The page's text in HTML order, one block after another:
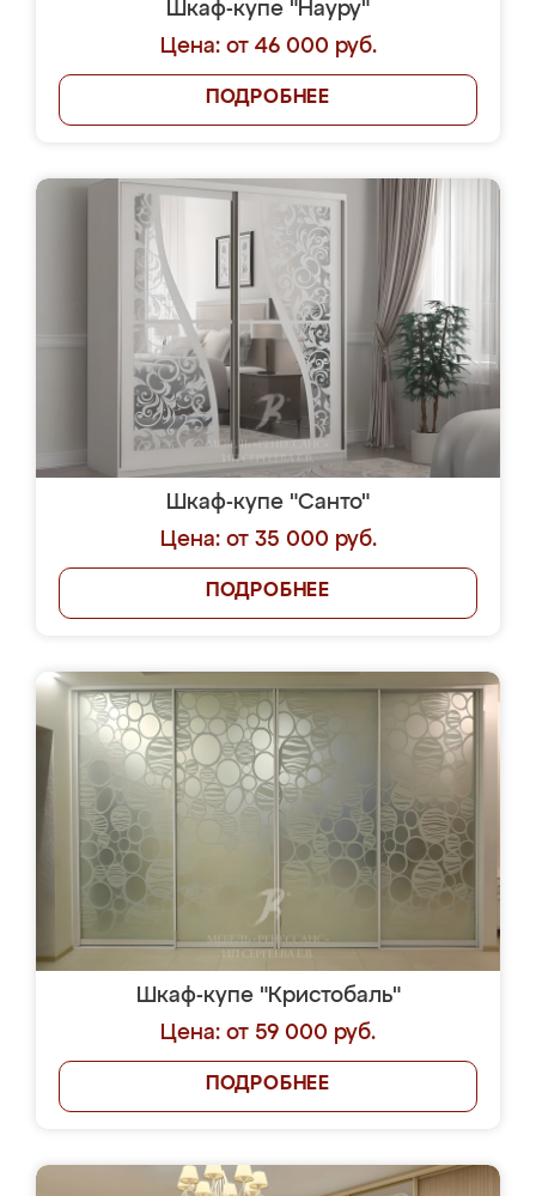
Шкаф-купе "Науру"
Цена: от 46 000 руб.
ПОДРОБНЕЕ
Шкаф-купе "Санто"
Цена: от 35 000 руб.
ПОДРОБНЕЕ
Шкаф-купе "Кристобаль"
Цена: от 59 000 руб.
ПОДРОБНЕЕ